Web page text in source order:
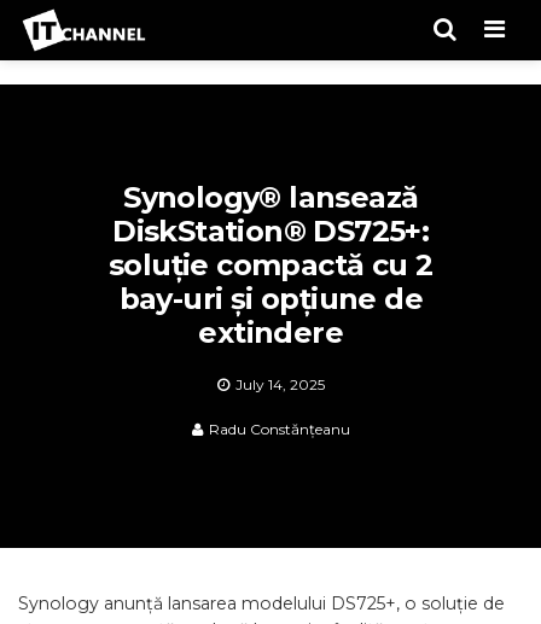
Synology® lansează
DiskStation® DS725+:
soluție compactă cu 2
bay-uri și opțiune de
extindere
July 14, 2025
Radu Constănțeanu
Synology anunță lansarea modelului DS725+, o soluție de